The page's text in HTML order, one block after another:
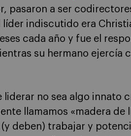
pasaron a ser
indiscutido era
cada año y fue el
su hermano ejercía
liderar no sea algo innato
llamamos «madera de
deben) trabajar y